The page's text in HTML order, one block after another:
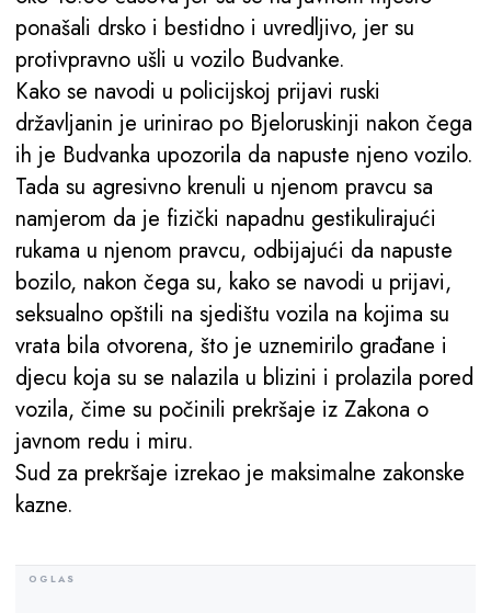
ponašali drsko i bestidno i uvredljivo, jer su
protivpravno ušli u vozilo Budvanke.
Kako se navodi u policijskoj prijavi ruski
državljanin je urinirao po Bjeloruskinji nakon čega
ih je Budvanka upozorila da napuste njeno vozilo.
Tada su agresivno krenuli u njenom pravcu sa
namjerom da je fizički napadnu gestikulirajući
rukama u njenom pravcu, odbijajući da napuste
bozilo, nakon čega su, kako se navodi u prijavi,
seksualno opštili na sjedištu vozila na kojima su
vrata bila otvorena, što je uznemirilo građane i
djecu koja su se nalazila u blizini i prolazila pored
vozila, čime su počinili prekršaje iz Zakona o
javnom redu i miru.
Sud za prekršaje izrekao je maksimalne zakonske
kazne.